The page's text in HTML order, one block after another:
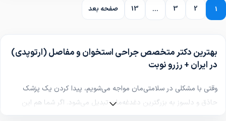
1
2
3
...
13 صفحه بعد
بهترین دکتر متخصص جراحی استخوان و مفاصل (ارتوپدی)
در ایران + رزرو نوبت
وقتی با مشکلی در سلامتی‌مان مواجه می‌شویم، پیدا کردن یک پزشک
حاذق و دلسوز به بزرگترین دغدغه‌مان تبدیل می‌شود. اگر شما هم این